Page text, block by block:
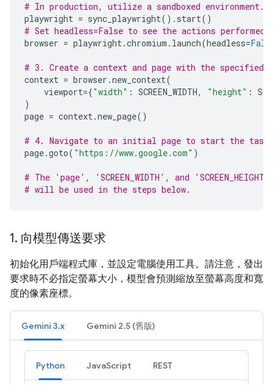
# In production, utilize a sandboxed environment.
playwright = sync_playwright() . start()
# Set headless=False to see the actions performed
browser = playwright.chromium . launch(headless=
# 3. Create a context and page with the specified
context = browser .new_context(
viewport={"width" : SCREEN_WIDTH, "height" :
)
page = context.new_page()
# 4. Navigate to an initial page to start the task
page.goto( "https://www.google.com" )
# The 'page', 'SCREEN_WIDTH', and
# will be used in the steps below.
1. 向模型傳送要求
初始化用戶端程式庫，並設定電腦使用工具。請注意，發出
要求時不必指定螢幕大小，模型會預測縮放至螢幕高度和寬
度的像素座標。
Gemini 3.x Gemini 2.5 (舊版)
Python JavaScript REST